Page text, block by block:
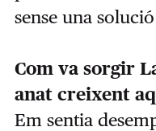
sense una
Com va sorgir
anat creixent
Em sentia